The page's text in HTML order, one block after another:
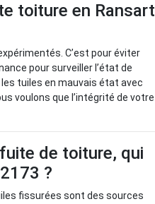
toiture en Ransart
C’est pour éviter
pour surveiller l’état de
tuiles en mauvais état avec
voulons que l’intégrité de votre
de toiture, qui
?
fissurées sont des sources